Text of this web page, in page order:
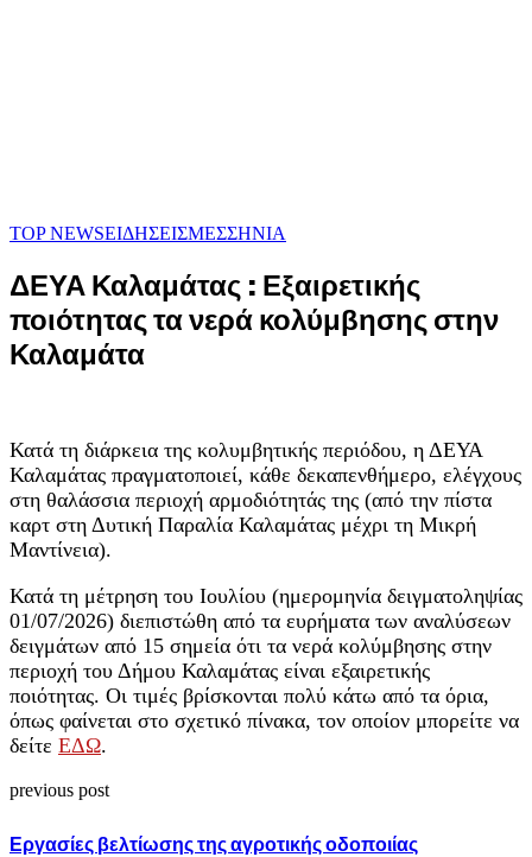
TOP NEWSΕΙΔΗΣΕΙΣΜΕΣΣΗΝΙΑ
ΔΕΥΑ Καλαμάτας : Εξαιρετικής
ποιότητας τα νερά κολύμβησης στην
Καλαμάτα
Κατά τη διάρκεια της κολυμβητικής περιόδου, η ΔΕΥΑ
Καλαμάτας πραγματοποιεί, κάθε δεκαπενθήμερο, ελέγχους
στη θαλάσσια περιοχή αρμοδιότητάς της (από την πίστα
καρτ στη Δυτική Παραλία Καλαμάτας μέχρι τη Μικρή
Μαντίνεια).
Κατά τη μέτρηση του Ιουλίου (ημερομηνία δειγματοληψίας
01/07/2026) διεπιστώθη από τα ευρήματα των αναλύσεων
δειγμάτων από 15 σημεία ότι τα νερά κολύμβησης στην
περιοχή του Δήμου Καλαμάτας είναι εξαιρετικής
ποιότητας. Οι τιμές βρίσκονται πολύ κάτω από τα όρια,
όπως φαίνεται στο σχετικό πίνακα, τον οποίον μπορείτε να
δείτε ΕΔΩ.
previous post
Εργασίες βελτίωσης της αγροτικής οδοποιίας